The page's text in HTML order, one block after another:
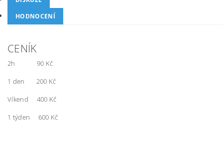
HODNOCENÍ
CENÍK
2h 90 Kč
1 den 200 Kč
Víkend 400 Kč
1 týden 600 Kč